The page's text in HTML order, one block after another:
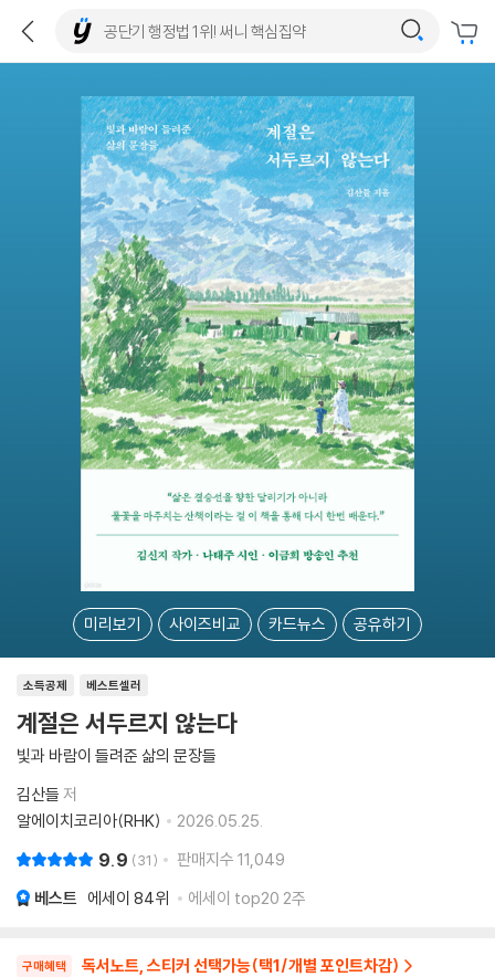
미리보기 사이즈비교 카드뉴스 공유하기
소득공제 베스트셀러
계절은 서두르지 않는다
빛과 바람이 들려준 삶의 문장들
김산들 저
알에이치코리아(RHK)
2026.05.25.
9.9 31 판매지수 11,049
베스트 에세이 84위 에세이 top20 2주
구매혜택 독서노트, 스티커 선택가능(택1/개별 포인트차감)